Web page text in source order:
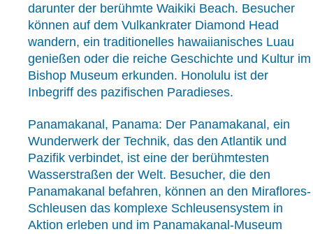
darunter der berühmte Waikiki Beach. Besucher
können auf dem Vulkankrater Diamond Head
wandern, ein traditionelles hawaiianisches Luau
genießen oder die reiche Geschichte und Kultur im
Bishop Museum erkunden. Honolulu ist der
Inbegriff des pazifischen Paradieses.
Panamakanal, Panama: Der Panamakanal, ein
Wunderwerk der Technik, das den Atlantik und
Pazifik verbindet, ist eine der berühmtesten
Wasserstraßen der Welt. Besucher, die den
Panamakanal befahren, können an den Miraflores-
Schleusen das komplexe Schleusensystem in
Aktion erleben und im Panamakanal-Museum